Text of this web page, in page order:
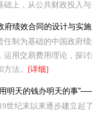
础上，从公共财政投入与
府绩效合同的设计与实
任制为基础的中国政府
运用交易费用理论，探
方法。 [详细]
明天的钱办明天的事
世纪末以来逐步建立起